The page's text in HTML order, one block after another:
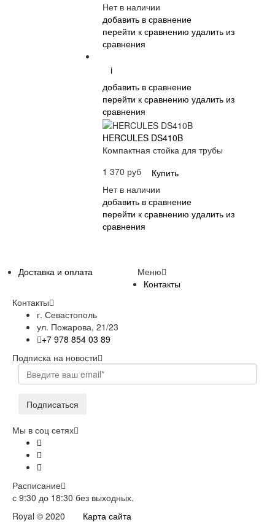
Нет в наличии
добавить в сравнение
перейти к сравнению удалить из
сравнения
i
добавить в сравнение
перейти к сравнению удалить из
сравнения
HERCULES DS410B
Компактная стойка для трубы
1 370 руб
Купить
Нет в наличии
добавить в сравнение
перейти к сравнению удалить из
сравнения
Меню
Доставка и оплата
Контакты
Контакты
г. Севастополь
ул. Пожарова, 21/23
+7 978 854 03 89
Подписка на новости
Подписаться
Мы в соц сетях
Расписание
с 9:30 до 18:30 без выходных.
Royal © 2020
Карта сайта